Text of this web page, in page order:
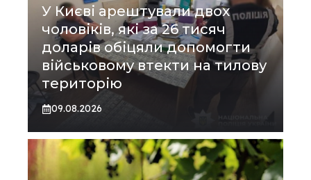
У Києві арештували двох
чоловіків, які за 26 тисяч
доларів обіцяли допомогти
військовому втекти на тилову
територію
09.08.2026